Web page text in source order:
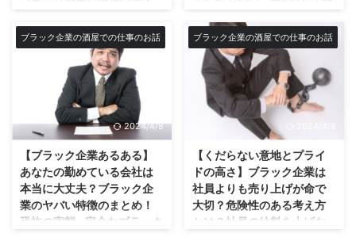
取りになる…」 仕事でミスするし
ないはもちろんそうですが、今の
時期ならストーブや暖房の消し忘
れ、戸締りももちろんです。 デ
スノートほどの命取りは言い過ぎ
かもしれませんが、仕事中も常に
気を張りライトの発言 ...
僕の本業は酒屋の店長です。仕事
関連で近頃気になるのはやｈりウ
イスキー。 最近国産のウイスキ
ーが全滅状態である。特にヴィン
テージ入りの商品、例えば「響17
年」や「白州12年」なども次々に
販売終了の現状だ。 ウイスキー
などは一気にバズって売れ過ぎて
も生産が追いつかないのが現状で
ある。製法上熟成期間が必要にな
るウ ...
も店の通路を狭くしようと
目論むズレた考え方の無能
なクズ社長！
ドン・キホーテを勝手にライバル
視？最初から狭い通路をさらに狭
くする！？ ある日うちのブラッ
ク企業のクズ社長が上の階の事務
所からわざわざ店に降りて来てい
きなりこう言い出した… 『そこの
通路の棚寄せてもっと狭くしよ
か！』 おいおいいきなりどうし
たんだよ！？ってなりますよね。
というのもうちの店はもともと狭
ってマジ？本当にそれで就
職して立派な社会人になれ
るのかが疑問…
どうも僕です☆今回は今の大学生
のバイトのやる気のなさがある意
味凄い件についてです！ 今の大
学生のバイトのやる気のなさが本
当に凄い…人生諦めてる？仕事し
たくない、週5なんて絶対無理？
根本的に今のバイトの大学生や高
校生は働く意欲のある子が本当に
少ないです。 一昔前ならとにか
くバイトたくさん入ってお金欲し
ブラック企業の酒屋での仕事のお話
2024/4/8
【ブラック企業あるある】
あなたの勤めている会社は
本当に大丈夫？ブラック企
業のヤバい特徴のまとめ！
恐怖の実態…完全なブラック
ブラック企業の酒屋での仕事のお話
【くだらない意地とプライ
ドの高さ】ブラック企業は
社員よりも売り上げが命で
大切？危険性のある考え方
とは？社員の給料を上げな